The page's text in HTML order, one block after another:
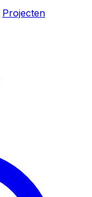
Projecten